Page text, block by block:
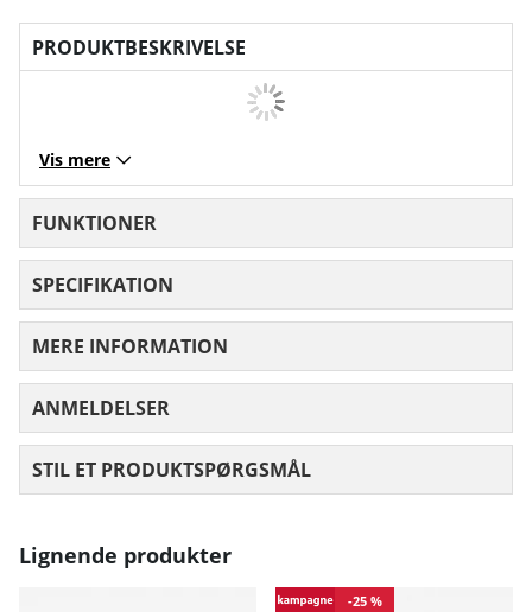
PRODUKTBESKRIVELSE
Vis mere
FUNKTIONER
SPECIFIKATION
MERE INFORMATION
ANMELDELSER
STIL ET PRODUKTSPØRGSMÅL
Lignende produkter
-25 %